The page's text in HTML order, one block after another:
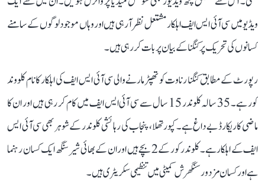
ویڈیو میں سی آئی ایس ایف اہلکار مشتعل نظر آ رہی ہیں اور وہاں موجود لوگوں کے سامنے
کسانوں کی تحریک پر کنگنا کے بیان پر بات کر رہی ہیں۔
رپورٹ کے مطابق کنگنا رناوت کو تھپڑ مارنے والی سی آئی ایس ایف کی اہلکار کا نام کلووند
کور ہے۔ 35 سالہ کلوندر 15 سال سے سی آئی ایس ایف میں کام کر رہی ہیں اور ان کا
ماضی کا ریکارڈ بے داغ ہے۔ کپورتھلا، پنجاب کی رہائشی کلوندر کے شوہر بھی سی آئی ایس
ایف کے اہلکار ہے۔ کلوندر کور کے 2 بچے ہیں اور ان کے بھائی شیر سنگھ ایک کسان رہنما
ہے اور کسان مزدور سنگھرش کمیٹی میں تنظیمی سکریٹری ہیں۔